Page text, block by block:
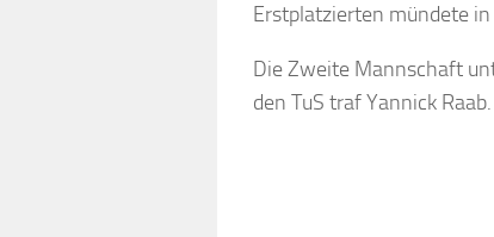
Erstplatzierten mündete
Die Zweite Mannschaft
den TuS traf Yannick Raab.